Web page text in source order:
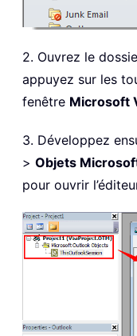
2. Ouvrez le
appuyez sur les
fenêtre Microsoft
3. Développez
> Objets
pour ouvrir